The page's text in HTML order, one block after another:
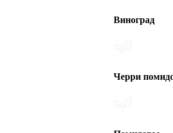
Виноград
Черри помидоры